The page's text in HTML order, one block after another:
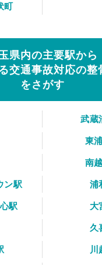
町
県内の主要駅から
交通事故対応の整
をさがす
武蔵
東
南
ン駅
浦
駅
大
久
川